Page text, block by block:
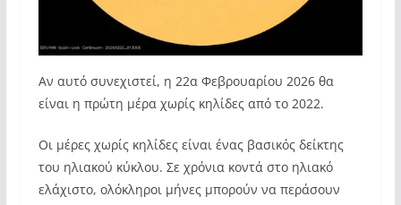
Αν αυτό συνεχιστεί, η 22α Φεβρουαρίου 2026 θα
είναι η πρώτη μέρα χωρίς κηλίδες από το 2022.
Οι μέρες χωρίς κηλίδες είναι ένας βασικός δείκτης
του ηλιακού κύκλου. Σε χρόνια κοντά στο ηλιακό
ελάχιστο, ολόκληροι μήνες μπορούν να περάσουν